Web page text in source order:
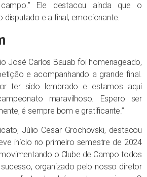
Ele destacou ainda que o
e a final, emocionante.
José Carlos Bauab foi homenageado,
e acompanhando a grande final.
ter sido lembrado e estamos aqui
maravilhoso. Espero ser
é sempre bom e gratificante.”
Júlio Cesar Grochovski, destacou
início no primeiro semestre de 2024
o Clube de Campo todos
organizado pelo nosso diretor